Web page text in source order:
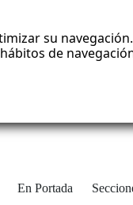
su
de
En Portada